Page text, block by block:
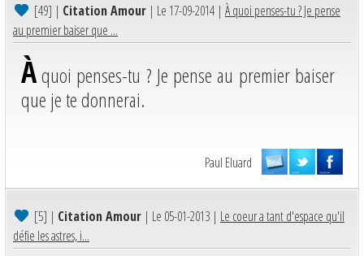
[49] | Citation Amour | Le 17-09-2014 | À quoi penses-tu ? Je pense
au premier baiser que ...
Àquoi penses-tu ? Je pense au premier baiser
que je te donnerai.
Paul Eluard
[5] | Citation Amour | Le 05-01-2013 | Le coeur a tant d'espace qu'il
défie les astres, i...